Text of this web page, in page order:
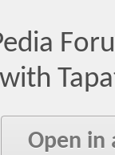
with
Open in